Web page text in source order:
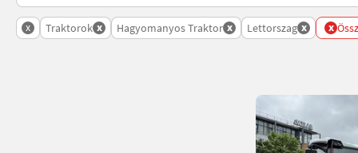
x Traktorok x Hagyomanyos Traktor x Lettorszag x x